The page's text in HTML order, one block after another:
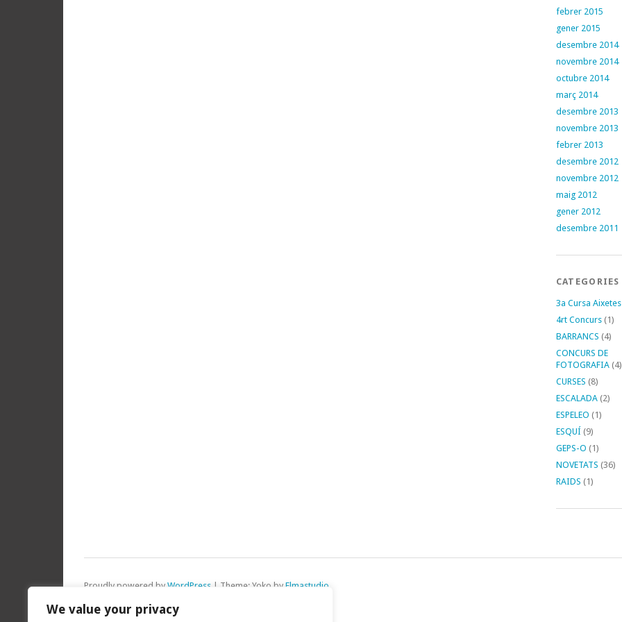
We value your privacy
febrer 2015
gener 2015
desembre 2014
novembre 2014
octubre 2014
març 2014
desembre 2013
novembre 2013
febrer 2013
desembre 2012
novembre 2012
maig 2012
gener 2012
desembre 2011
CATEGORIES
3a Cursa Aixetes
4rt Concurs(1)
BARRANCS (4)
CONCURS DE
FOTOGRAFIA(4)
CURSES (8)
ESCALADA(2)
ESPELEO (1)
ESQUÍ (9)
GEPS-O (1)
NOVETATS (36)
RAIDS (1)
Proudly powered by WordPress | Theme: Yoko by Elmastudio